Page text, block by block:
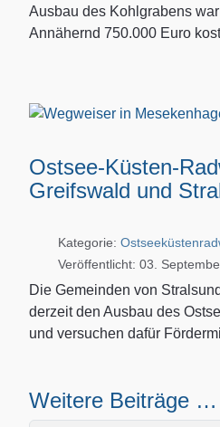
Ausbau des Kohlgrabens
Annähernd 750.000 Euro
Ostsee-Küsten-
Greifswald und
Kategorie:
Veröffentlicht: 03.
Die Gemeinden von
derzeit den Ausbau des
und versuchen dafür
Weitere Beiträge …